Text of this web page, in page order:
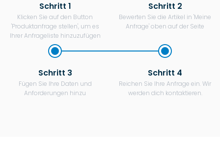
Schritt 1
Klicken Sie auf den Button
'Produktanfrage stellen', um es
Ihrer Anfrageliste hinzuzufügen
Schritt 2
Bewerten Sie die Artikel in 'Meine
Anfrage' oben auf der Seite
Schritt 3
Fügen Sie Ihre Daten und
Anforderungen hinzu
Schritt 4
Reichen Sie Ihre Anfrage ein. Wir
werden dich kontaktieren.